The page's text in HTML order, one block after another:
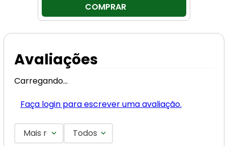
COMPRAR
Avaliações
Carregando…
Faça login para escrever uma avaliação.
Mais recentesTodos